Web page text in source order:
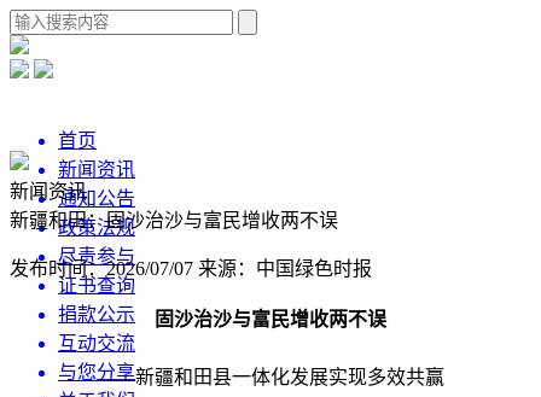
首页
新闻资讯
通知公告
政策法规
尽责参与
证书查询
捐款公示
互动交流
与您分享
新闻资讯
新疆和田：固沙治沙与富民增收两不误
发布时间：2026/07/07 来源：中国绿色时报
固沙治沙与富民增收两不误
——新疆和田县一体化发展实现多效共赢